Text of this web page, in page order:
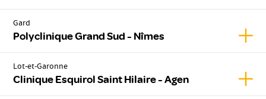
Gard
Polyclinique Grand Sud - Nîmes
Lot-et-Garonne
Clinique Esquirol Saint Hilaire - Agen